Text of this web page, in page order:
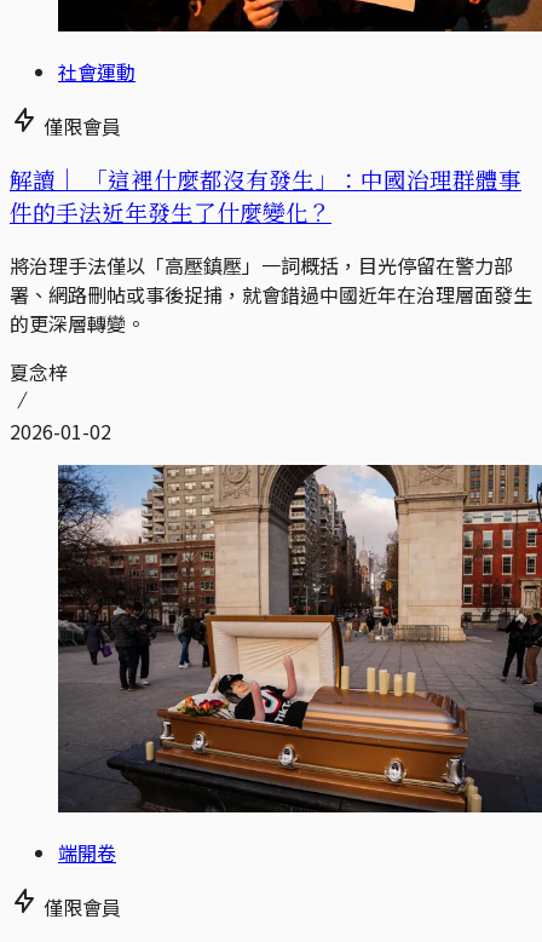
社會運動
僅限會員
解讀｜
「這裡什麼都沒有發生」：中國治理群體事
件的手法近年發生了什麼變化？
將治理手法僅以「高壓鎮壓」一詞概括，目光停留在警力部
署、網路刪帖或事後捉捕，就會錯過中國近年在治理層面發生
的更深層轉變。
夏念梓
2026-01-02
端開卷
僅限會員